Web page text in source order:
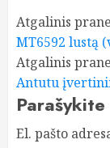
Atgalinis
MT6592 lustą
Atgalinis
Antutu
El. pašto